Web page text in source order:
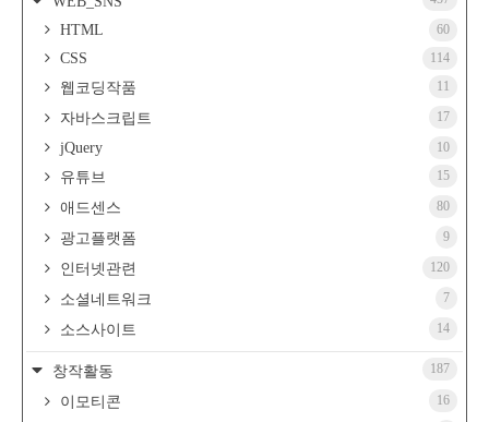
HTML 60
CSS 114
웹코딩작품 11
자바스크립트 17
jQuery 10
유튜브 15
애드센스 80
광고플랫폼 9
인터넷관련 120
소셜네트워크 7
소스사이트 14
창작활동 187
이모티콘 16